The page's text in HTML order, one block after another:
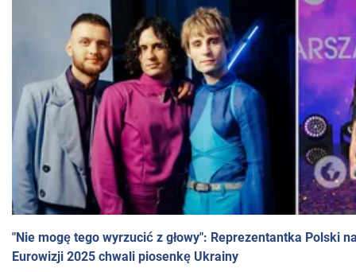
"Nie mogę tego wyrzucić z głowy": Reprezentantka Polski
Eurowizji 2025 chwali piosenkę Ukrainy